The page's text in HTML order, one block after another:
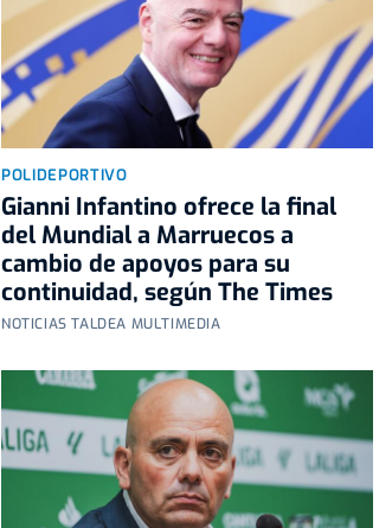
POLIDEPORTIVO
Gianni Infantino ofrece la final
del Mundial a Marruecos a
cambio de apoyos para su
continuidad, según The Times
NOTICIAS TALDEA MULTIMEDIA